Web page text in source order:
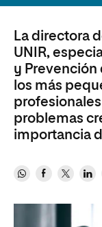
La directora
UNIR,
y Prevención
los más
problemas
importancia